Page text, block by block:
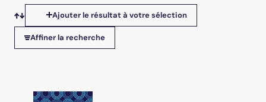
Tris disponibles
Ajouter le résultat à votre sélection
Affiner la recherche